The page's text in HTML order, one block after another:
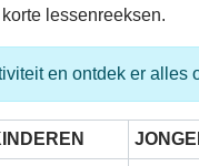
lessenreeksen.
en ontdek er alles